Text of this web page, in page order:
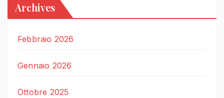
Archives
Febbraio 2026
Gennaio 2026
Ottobre 2025